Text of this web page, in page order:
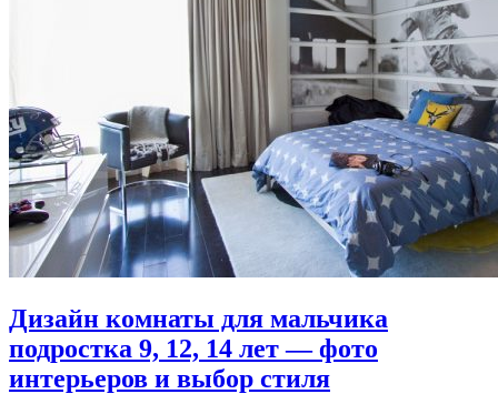
Дизайн комнаты для мальчика
подростка 9, 12, 14 лет — фото
интерьеров и выбор стиля